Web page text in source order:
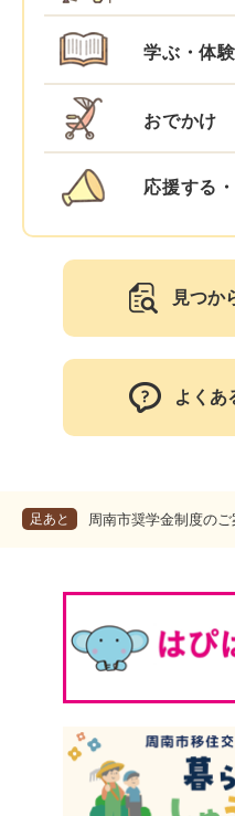
学ぶ・体
おでかけ
応援する
見つか
よくあ
足あと 周南市奨学金制度のご